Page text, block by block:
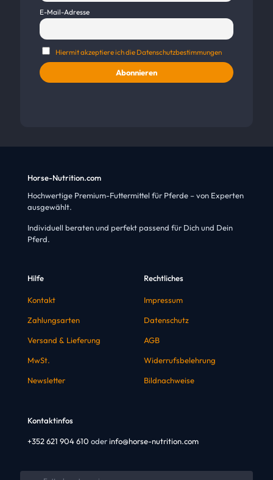
E-Mail-Adresse
Hiermit akzeptiere ich die Datenschutzbestimmungen
Horse-Nutrition.com
Hochwertige Premium-Futtermittel für Pferde – von Experten
ausgewählt.
Individuell beraten und perfekt passend für Dich und Dein
Pferd.
Hilfe
Kontakt
Zahlungsarten
Versand & Lieferung
MwSt.
Newsletter
Rechtliches
Impressum
Datenschutz
AGB
Widerrufsbelehrung
Bildnachweise
Kontaktinfos
+352 621 904 610 oderinfo@horse-nutrition.com